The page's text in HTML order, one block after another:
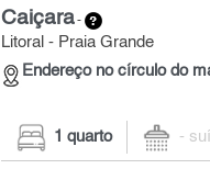
Caiçara-
Litoral - Praia Grande
Endereço no círculo do
1 quarto -